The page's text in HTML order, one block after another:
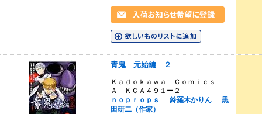
青鬼 元始編 ２
Ｋａｄｏｋａｗａ Ｃｏｍｉｃｓ
Ａ ＫＣＡ４９１ー２
ｎｏｐｒｏｐｓ
鈴羅木かりん
黒
田研二（作家）